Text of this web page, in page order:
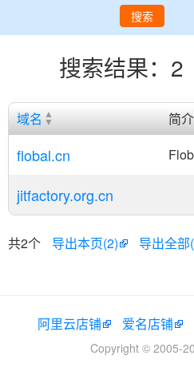
搜索
搜索结果：2
域名 简介
flobal.cn
jitfactory.org.cn
共2个 导出本页(2)
导出全部
阿里云店铺 爱名店铺
Copyright © 2005-